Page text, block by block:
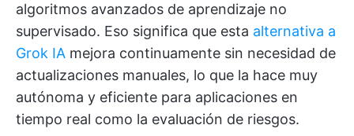
algoritmos avanzados de aprendizaje no
supervisado. Eso significa que esta alternativa a
Grok IA mejora continuamente sin necesidad de
actualizaciones manuales, lo que la hace muy
autónoma y eficiente para aplicaciones en
tiempo real como la evaluación de riesgos.